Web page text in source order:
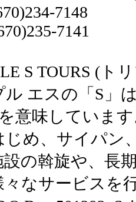
7148
7141
S TOURS (ト
ル エスの「S」
意味していま
じめ、サイパン
設の斡旋や、長
々なサービスを